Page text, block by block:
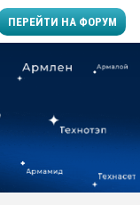
ПЕРЕЙТИ НА ФОРУМ
заводу пластмасс"